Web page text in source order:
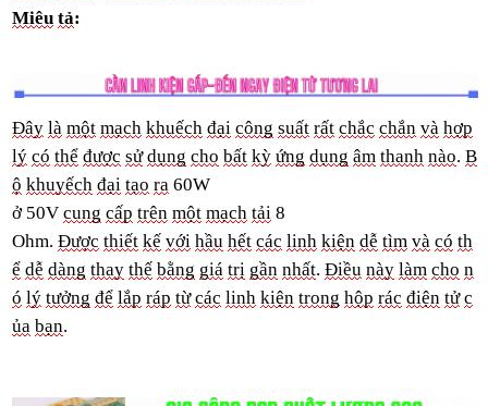
Miêu tả:
Đây là một mạch khuếch đại công suất rất chắc chắn và hợp
lý có thể được sử dụng cho bất kỳ ứng dụng âm thanh nào. B
ộ khuyếch đại tạo ra 60W
ở50V cung cấp trên một mạch tải 8
Ohm. Được thiết kế với hầu hết các linh kiện dễ tìm và có th
ể dễ dàng thay thế bằng giá trị gần nhất. Điều này làm cho n
ó lý tưởng để lắp ráp từ các linh kiện trong hộp rác điện tử c
ủa bạn.